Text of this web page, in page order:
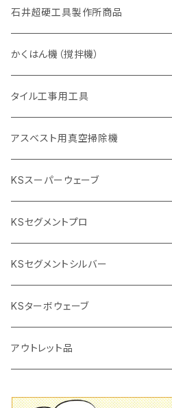
セグメント（特殊凸凹加工チップ
一般道路カッター用
埋設鋳鉄管工事対応タイプ
セグメントタイプ
セグメント（特殊凸凹加工チップ
アスファルト切断用
一般道路カッター用
一般道路カッター用
355mm（14インチ）
305mm（12インチ）
355mm（14インチ）
非金属用
305mm（12インチ）
355mm（14インチ）
石井超硬工具製作所商品
押し切り（タイル切断機）
本体
電動切断機
本体
ダイヤモンドホイール
ブリック＆ブロック用切断機
穴あけ用工具
タイルニッパー
プロ用鏝（こて）
吸着盤
その他
かくはん機（撹拌機）
本体
低速回転
高速回転
付属品
撹拌羽根
撹拌軸
タイル工事用工具
手動工具
押し切り（手動切断機
押し切り替え刃（手動切断機替え刃
電動工具
電動切断機
タイルパッチ（ビブラート
アスベスト用真空掃除機
KSスーパーウェーブ
105mm（4インチ）
125ｍｍ（5インチ）
KSセグメントプロ
105mm（4インチ）
通常品
ビス穴付き
125mm（5インチ）
通常品
150ｍｍ（6インチ）
KSセグメントシルバー
105mm（4インチ）
125mm（5インチ）
KSターボウェーブ
105mm（4インチ）
アウトレット品